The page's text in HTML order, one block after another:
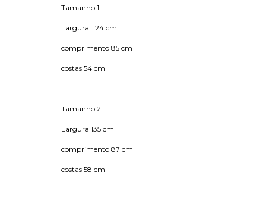
Tamanho 1
Largura 124 cm
comprimento 85 cm
costas 54 cm
Tamanho 2
Largura 135 cm
comprimento 87 cm
costas 58 cm